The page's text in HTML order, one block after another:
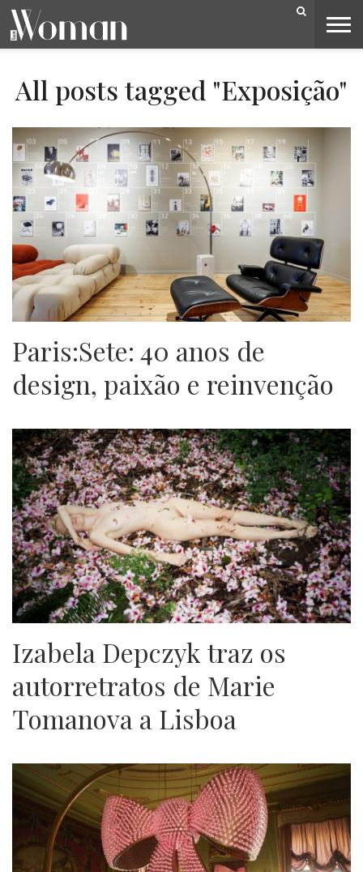
LIFESTYLE
PESSOAS
SOCIEDADE
All posts tagged "Exposição"
Paris:Sete: 40 anos de
design, paixão e reinvenção
Izabela Depczyk traz os
autorretratos de Marie
Tomanova a Lisboa